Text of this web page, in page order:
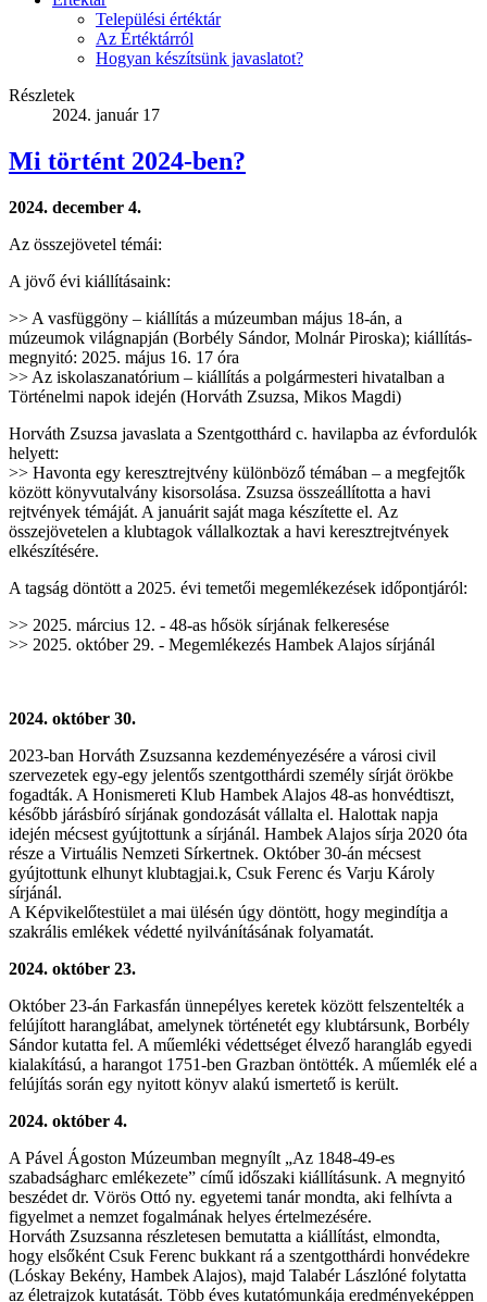
Települési értéktár
Az Értéktárról
Hogyan készítsünk javaslatot?
Részletek
2024. január 17
Mi történt 2024-ben?
2024. december 4.
Az összejövetel témái:
A jövő évi kiállításaink:
>> A vasfüggöny – kiállítás a múzeumban május 18-án, a
múzeumok világnapján (Borbély Sándor, Molnár Piroska); kiállítás-
megnyitó: 2025. május 16. 17 óra
>> Az iskolaszanatórium – kiállítás a polgármesteri hivatalban a
Történelmi napok idején (Horváth Zsuzsa, Mikos Magdi)
Horváth Zsuzsa javaslata a Szentgotthárd c. havilapba az évfordulók
helyett:
>> Havonta egy keresztrejtvény különböző témában – a megfejtők
között könyvutalvány kisorsolása. Zsuzsa összeállította a havi
rejtvények témáját. A januárit saját maga készítette el. Az
összejövetelen a klubtagok vállalkoztak a havi keresztrejtvények
elkészítésére.
A tagság döntött a 2025. évi temetői megemlékezések időpontjáról:
>> 2025. március 12. - 48-as hősök sírjának felkeresése
>> 2025. október 29. - Megemlékezés Hambek Alajos sírjánál
2024. október 30.
2023-ban Horváth Zsuzsanna kezdeményezésére a városi civil
szervezetek egy-egy jelentős szentgotthárdi személy sírját örökbe
fogadták. A Honismereti Klub Hambek Alajos 48-as honvédtiszt,
később járásbíró sírjának gondozását vállalta el. Halottak napja
idején mécsest gyújtottunk a sírjánál. Hambek Alajos sírja 2020 óta
része a Virtuális Nemzeti Sírkertnek. Október 30-án mécsest
gyújtottunk elhunyt klubtagjai.k, Csuk Ferenc és Varju Károly
sírjánál.
A Képvikelőtestület a mai ülésén úgy döntött, hogy megindítja a
szakrális emlékek védetté nyilvánításának folyamatát.
2024. október 23.
Október 23-án Farkasfán ünnepélyes keretek között felszentelték a
felújított haranglábat, amelynek történetét egy klubtársunk, Borbély
Sándor kutatta fel. A műemléki védettséget élvező harangláb egyedi
kialakítású, a harangot 1751-ben Grazban öntötték. A műemlék elé a
felújítás során egy nyitott könyv alakú ismertető is került.
2024. október 4.
A Pável Ágoston Múzeumban megnyílt „Az 1848-49-es
szabadságharc emlékezete” című időszaki kiállításunk. A megnyitó
beszédet dr. Vörös Ottó ny. egyetemi tanár mondta, aki felhívta a
figyelmet a nemzet fogalmának helyes értelmezésére.
Horváth Zsuzsanna részletesen bemutatta a kiállítást, elmondta,
hogy elsőként Csuk Ferenc bukkant rá a szentgotthárdi honvédekre
(Lóskay Bekény, Hambek Alajos), majd Talabér Lászlóné folytatta
az életrajzok kutatását. Több éves kutatómunkája eredményeképpen